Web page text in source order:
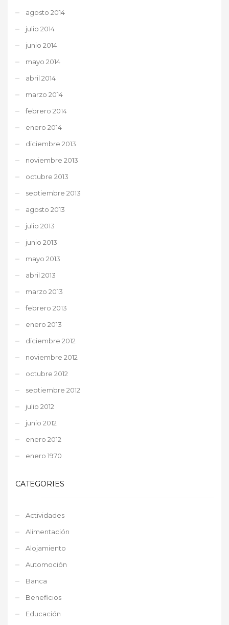
agosto 2014
julio 2014
junio 2014
mayo 2014
abril 2014
marzo 2014
febrero 2014
enero 2014
diciembre 2013
noviembre 2013
octubre 2013
septiembre 2013
agosto 2013
julio 2013
junio 2013
mayo 2013
abril 2013
marzo 2013
febrero 2013
enero 2013
diciembre 2012
noviembre 2012
octubre 2012
septiembre 2012
julio 2012
junio 2012
enero 2012
enero 1970
CATEGORIES
Actividades
Alimentación
Alojamiento
Automoción
Banca
Beneficios
Educación